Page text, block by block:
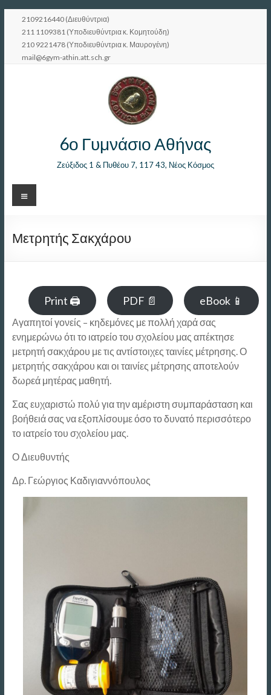
Μετάβαση
περιεχόμενο
2109216440 (Διευθύντρια)
211 1109381 (Υποδιευθύντρια κ. Κομητούδη)
210 9221478 (Υποδιευθύντρια κ. Μαυρογένη)
mail@6gym-athin.att.sch.gr
6ο Γυμνάσιο Αθήνας
Ζεύξιδος 1 & Πυθέου 7, 117 43, Νέος Κόσμος
Μενού
Μετρητής Σακχάρου
Print 🖨 PDF 📄 eBook 📱
Αγαπητοί γονείς – κηδεμόνες με πολλή χαρά σας
ενημερώνω ότι το ιατρείο του σχολείου μας απέκτησε
μετρητή σακχάρου με τις αντίστοιχες ταινίες μέτρησης. Ο
μετρητής σακχάρου και οι ταινίες μέτρησης αποτελούν
δωρεά μητέρας μαθητή.
Σας ευχαριστώ πολύ για την αμέριστη συμπαράσταση και
βοήθειά σας να εξοπλίσουμε όσο το δυνατό περισσότερο
το ιατρείο του σχολείου μας.
Ο Διευθυντής
Δρ. Γεώργιος Καδιγιαννόπουλος